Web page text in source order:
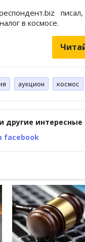
в космосе.
аукцион космос
другие
facebook